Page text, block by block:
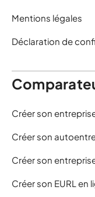
Mentions légales
Déclaration de
Créer son
Créer son
Créer son
Créer son EURL en